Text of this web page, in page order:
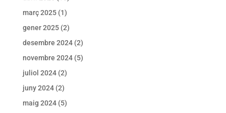
març 2025(1)
gener 2025(2)
desembre 2024(2)
novembre 2024(5)
juliol 2024(2)
juny 2024(2)
maig 2024(5)